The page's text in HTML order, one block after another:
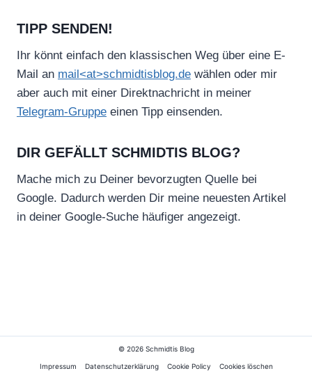
TIPP SENDEN!
Ihr könnt einfach den klassischen Weg über eine E-
Mail an mail<at>schmidtisblog.de wählen oder mir
aber auch mit einer Direktnachricht in meiner
Telegram-Gruppe einen Tipp einsenden.
DIR GEFÄLLT SCHMIDTIS BLOG?
Mache mich zu Deiner bevorzugten Quelle bei
Google. Dadurch werden Dir meine neuesten Artikel
in deiner Google-Suche häufiger angezeigt.
© 2026 Schmidtis Blog
Impressum Datenschutzerklärung Cookie Policy Cookies löschen